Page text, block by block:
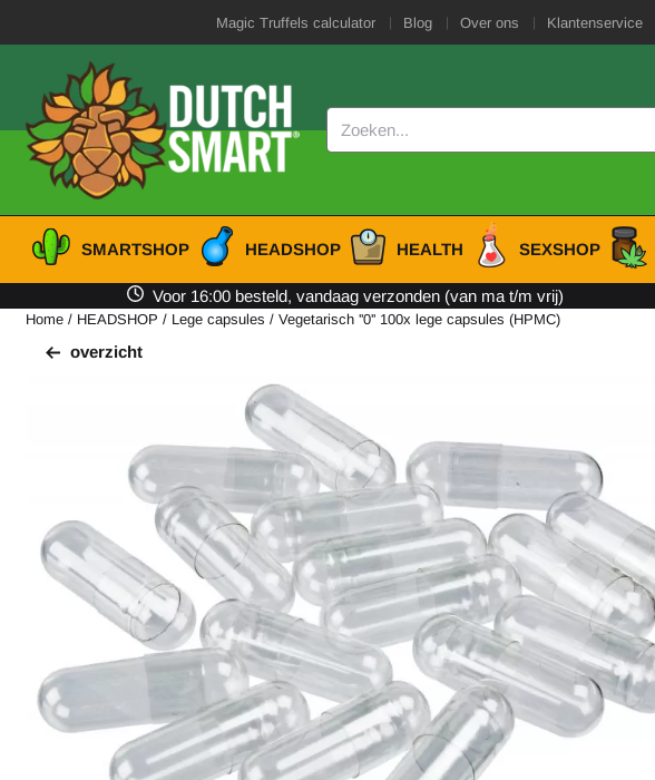
Magic Truffels calculator Blog Over ons Klantenservice
Zoeken
SMARTSHOP HEADSHOP HEALTH SEXSHOP
Voor 16:00 besteld, vandaag verzonden (van ma t/m vrij)
Home / HEADSHOP / Lege capsules / Vegetarisch ''0'' 100x lege capsules (HPMC)
overzicht